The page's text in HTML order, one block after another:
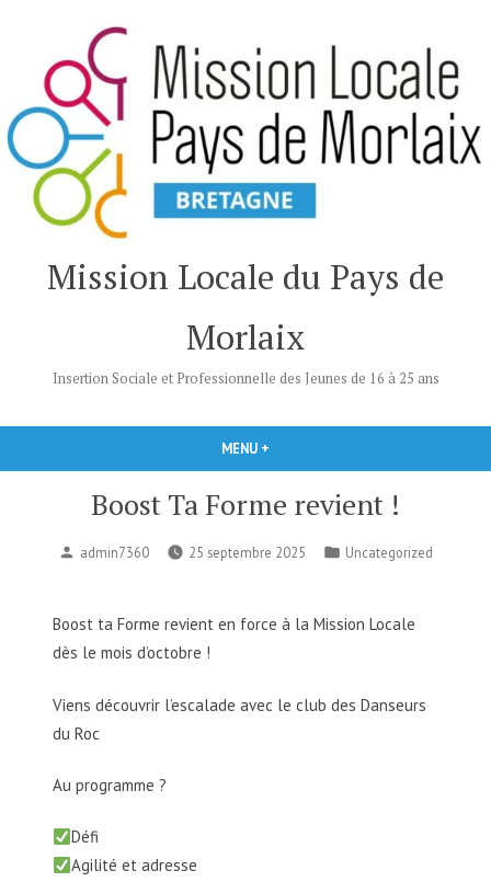
contenu
Mission Locale du Pays de
Morlaix
Insertion Sociale et Professionnelle des Jeunes de 16 à 25 ans
MENU +
Boost Ta Forme revient !
Publié
admin7360 25 septembre 2025
Publié
Uncategorized
Boost ta Forme revient en force à la Mission Locale
dès le mois d’octobre !
Viens découvrir l’escalade avec le club des Danseurs
du Roc
Au programme ?
Défi
Agilité et adresse